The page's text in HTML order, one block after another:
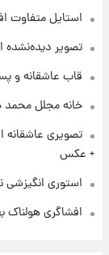
استایل متفاوت افسانه
تصویر
قاب عاشقانه و
خانه مجلل محمد
تصویری
+ عکس
استوری
افشاگری